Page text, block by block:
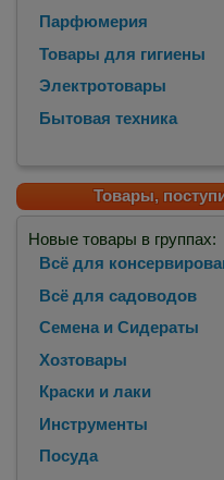
Парфюмерия
Товары для гигиены
Электротовары
Бытовая техника
Товары,
Новые товары в группах:
Всё для
Всё для садоводов
Семена и Сидераты
Хозтовары
Краски и лаки
Инструменты
Посуда